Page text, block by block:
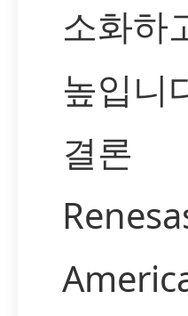
소화하
높입니
결론